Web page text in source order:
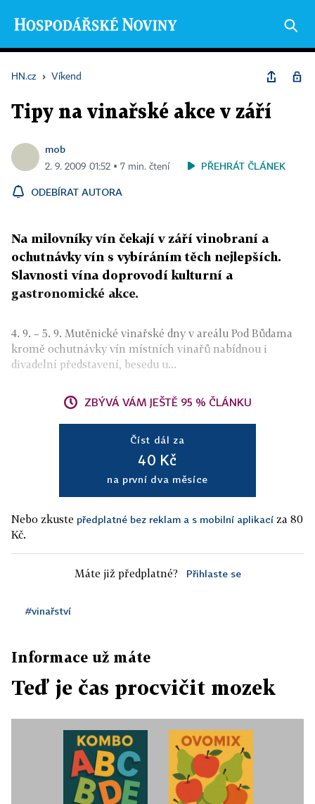
HN.cz › Víkend
Tipy na vinařské akce v září
mob
2. 9. 2009 01:52 ▪ 7 min. čtení PŘEHRÁT ČLÁNEK
ODEBÍRAT AUTORA
Na milovníky vín čekají v září vinobraní a
ochutnávky vín s vybíráním těch nejlepších.
Slavnosti vína doprovodí kulturní a
gastronomické akce.
4. 9. – 5. 9. Mutěnické vinařské dny v areálu Pod Bůdama
kromě ochutnávky vín místních vinařů nabídnou i
divadelní představení, besedu u...
ZBÝVÁ VÁM JEŠTĚ 95 % ČLÁNKU
Číst dál za
40 Kč
na první dva měsíce
Nebo zkuste předplatné bez reklam a s mobilní aplikací za 80
Kč.
Máte již předplatné? Přihlaste se
#vinařství
Informace už máte
Teď je čas procvičit mozek